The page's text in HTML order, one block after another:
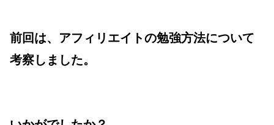
前回は、アフィリエイトの勉強方法について
考察しました。